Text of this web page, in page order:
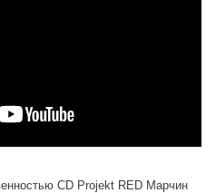
CD Projekt RED Марчин